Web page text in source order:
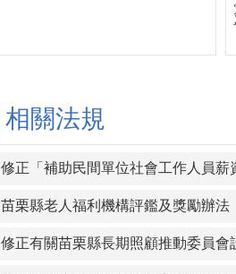
相關法規
修正「補助民間單位社會工作人員
苗栗縣老人福利機構評鑑及獎勵辦法
修正有關苗栗縣長期照顧推動委員會